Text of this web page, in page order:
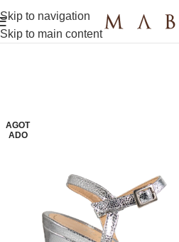
Skip to navigation
Skip to main content
AGOT
ADO